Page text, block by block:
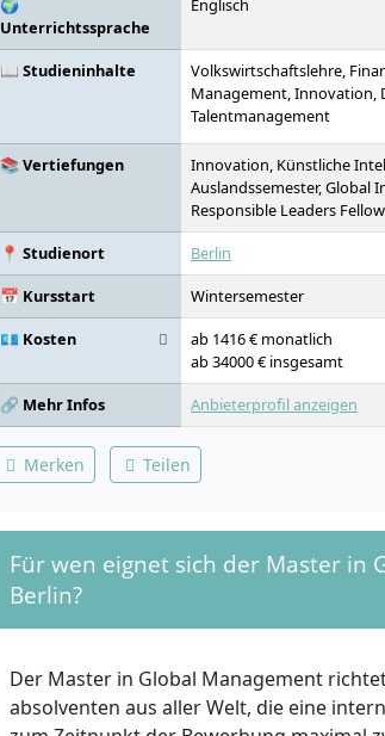
🌍
Unterrichtssprache
Englisch
📖 Studieninhalte
Volkswirtschaftslehre,
Management, Innovation,
Talentmanagement
📚 Vertiefungen
Innovation, Künstliche
Auslandssemester, Global
Responsible Leaders
📍 Studienort
Berlin
📅 Kursstart
Wintersemester
💶 Kosten
ab 1416 € monatlich
ab 34000 € insgesamt
🔗 Mehr Infos
Anbieterprofil anzeigen
Merken Teilen
Für wen eignet sich der Master in
Berlin?
Der Master in Global Management
absolventen aus aller Welt, die eine